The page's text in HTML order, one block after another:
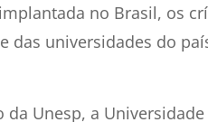
no Brasil, os
das universidades do
Unesp, a